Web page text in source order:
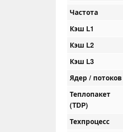
Частота
Кэш L1
Кэш L2
Кэш L3
Ядер / потоков
Теплопакет
(TDP)
Техпроцесс